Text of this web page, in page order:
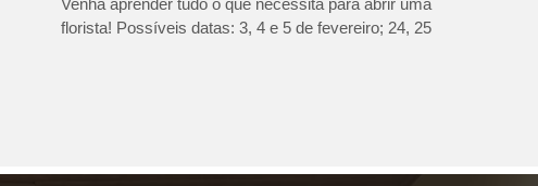
Venha aprender tudo o que necessita para abrir uma
florista! Possíveis datas: 3, 4 e 5 de fevereiro; 24, 25